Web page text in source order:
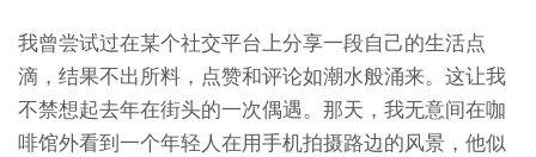
我曾尝试过在某个社交平台上分享一段自己的生活点
滴，结果不出所料，点赞和评论如潮水般涌来。这让我
不禁想起去年在街头的一次偶遇。那天，我无意间在咖
啡馆外看到一个年轻人在用手机拍摄路边的风景，他似